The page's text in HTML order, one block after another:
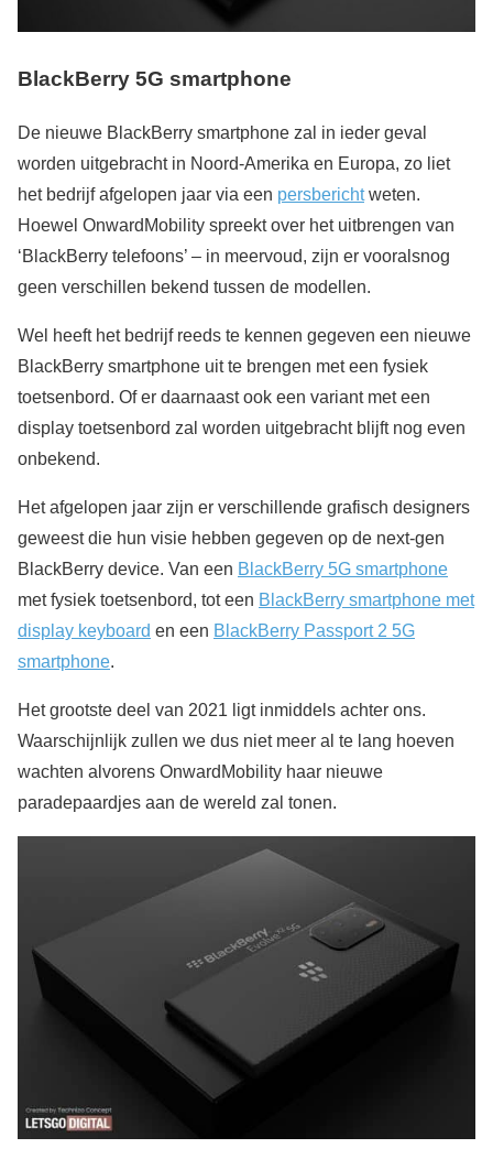
BlackBerry 5G smartphone
De nieuwe BlackBerry smartphone zal in ieder geval
worden uitgebracht in Noord-Amerika en Europa, zo liet
het bedrijf afgelopen jaar via een persberichtweten.
Hoewel OnwardMobility spreekt over het uitbrengen van
‘BlackBerry telefoons’ – in meervoud, zijn er vooralsnog
geen verschillen bekend tussen de modellen.
Wel heeft het bedrijf reeds te kennen gegeven een nieuwe
BlackBerry smartphone uit te brengen met een fysiek
toetsenbord. Of er daarnaast ook een variant met een
display toetsenbord zal worden uitgebracht blijft nog even
onbekend.
Het afgelopen jaar zijn er verschillende grafisch designers
geweest die hun visie hebben gegeven op de next-gen
BlackBerry device. Van een BlackBerry 5G smartphone
met fysiek toetsenbord, tot een BlackBerry smartphone met
display keyboard en een BlackBerry Passport 2 5G
smartphone.
Het grootste deel van 2021 ligt inmiddels achter ons.
Waarschijnlijk zullen we dus niet meer al te lang hoeven
wachten alvorens OnwardMobility haar nieuwe
paradepaardjes aan de wereld zal tonen.